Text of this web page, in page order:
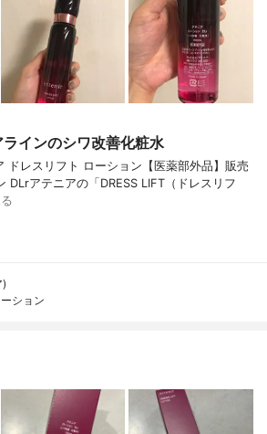
インのシワ改善化粧水
ドレスリフト ローション【医薬部外品】販売
DLrアテニアの「DRESS LIFT（ドレスリフ
ション